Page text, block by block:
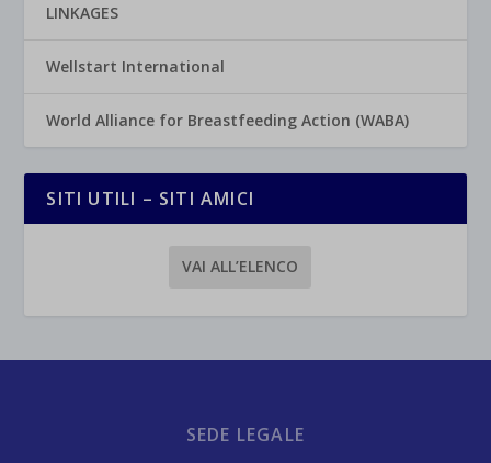
LINKAGES
Wellstart International
World Alliance for Breastfeeding Action (WABA)
SITI UTILI – SITI AMICI
VAI ALL’ELENCO
SEDE LEGALE